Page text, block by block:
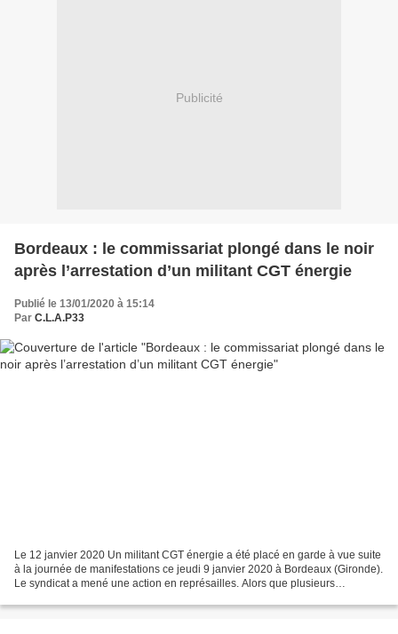
Publicité
Bordeaux : le commissariat plongé dans le noir
après l’arrestation d’un militant CGT énergie
Publié le 13/01/2020 à 15:14
Par C.L.A.P33
Le 12 janvier 2020 Un militant CGT énergie a été placé en garde à vue suite
à la journée de manifestations ce jeudi 9 janvier 2020 à Bordeaux (Gironde).
Le syndicat a mené une action en représailles. Alors que plusieurs